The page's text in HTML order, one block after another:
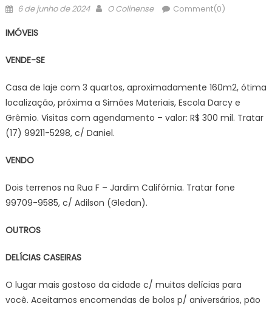
Posted
6 de junho de 2024 Author
O Colinense Comment(0)
IMÓVEIS
VENDE-SE
Casa de laje com 3 quartos, aproximadamente 160m2, ótima
localização, próxima a Simões Materiais, Escola Darcy e
Grêmio. Visitas com agendamento – valor: R$ 300 mil. Tratar
(17) 99211-5298, c/ Daniel.
VENDO
Dois terrenos na Rua F – Jardim Califórnia. Tratar fone
99709-9585, c/ Adilson (Gledan).
OUTROS
DELÍCIAS CASEIRAS
O lugar mais gostoso da cidade c/ muitas delícias para
você. Aceitamos encomendas de bolos p/ aniversários, pão